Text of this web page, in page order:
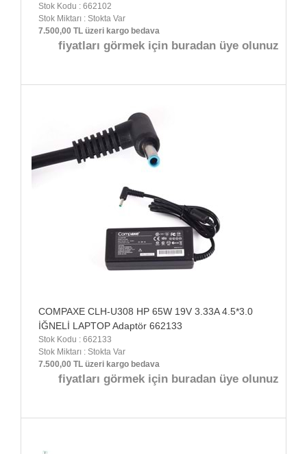
Stok Kodu : 662102
Stok Miktarı : Stokta Var
7.500,00 TL üzeri kargo bedava
fiyatları görmek için buradan üye olunuz
COMPAXE CLH-U308 HP 65W 19V 3.33A 4.5*3.0
İĞNELİ LAPTOP Adaptör 662133
Stok Kodu : 662133
Stok Miktarı : Stokta Var
7.500,00 TL üzeri kargo bedava
fiyatları görmek için buradan üye olunuz